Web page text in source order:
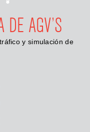
DE AGV’S
y simulación de